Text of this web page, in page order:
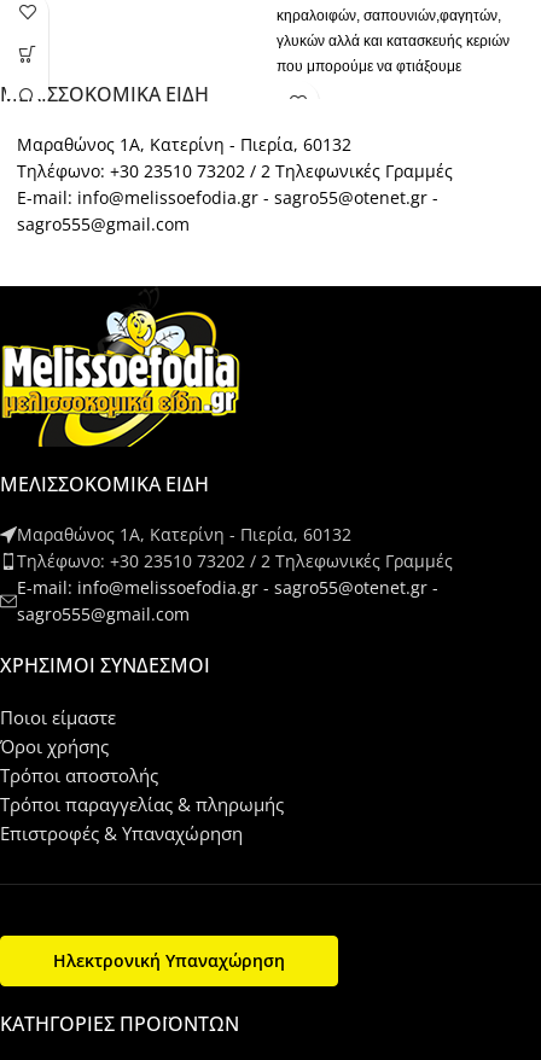
κηραλοιφών, σαπουνιών,φαγητών,
γλυκών αλλά και κατασκευής κεριών
που μπορούμε να φτιάξουμε
πρόπολη, βασιλικό πολτό) που
απλόχερα μας δίνει η μέλισσα. Δεν
χρειάζεστε ειδικές γνώσεις, ούτε να
ΜΕΛΙΣΣΟΚΟΜΙΚΑ ΕΙΔΗ
Μαραθώνος 1Α, Κατερίνη - Πιερία, 60132
Τηλέφωνο: +30 23510 73202 / 2 Τηλεφωνικές Γραμμές
E-mail: info@melissoefodia.gr - sagro55@otenet.gr -
sagro555@gmail.com
ΜΕΛΙΣΣΟΚΟΜΙΚΑ ΕΙΔΗ
Μαραθώνος 1Α, Κατερίνη - Πιερία, 60132
Τηλέφωνο: +30 23510 73202 / 2 Τηλεφωνικές Γραμμές
E-mail: info@melissoefodia.gr - sagro55@otenet.gr -
sagro555@gmail.com
ΧΡΉΣΙΜΟΙ ΣΎΝΔΕΣΜΟΙ
Ποιοι είμαστε
Όροι χρήσης
Τρόποι αποστολής
Τρόποι παραγγελίας & πληρωμής
Επιστροφές & Υπαναχώρηση
Ηλεκτρονική Υπαναχώρηση
ΚΑΤΗΓΟΡΊΕΣ ΠΡΟΪΌΝΤΩΝ